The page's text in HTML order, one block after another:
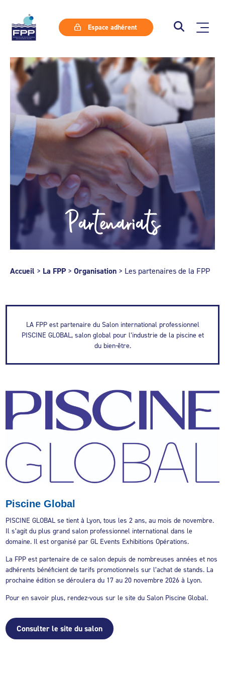
Espace adhérent
Partenariats
Accueil > La FPP> Organisation > Les partenaires de la FPP
LA FPP est partenaire du Salon international professionnel
PISCINE GLOBAL, salon global pour l’industrie de la piscine et
du bien-être.
Piscine Global
PISCINE GLOBAL se tient à Lyon, tous les 2 ans, au mois de novembre.
Il s’agit du plus grand salon professionnel international dans le
domaine. Il est organisé par GL Events Exhibitions Opérations.
La FPP est partenaire de ce salon depuis de nombreuses années et nos
adhérents bénéficient de tarifs promotionnels sur l’achat de stands. La
prochaine édition se déroulera du 17 au 20 novembre 2026 à Lyon.
Pour en savoir plus, rendez-vous sur le site du Salon Piscine Global.
Consulter le site du salon